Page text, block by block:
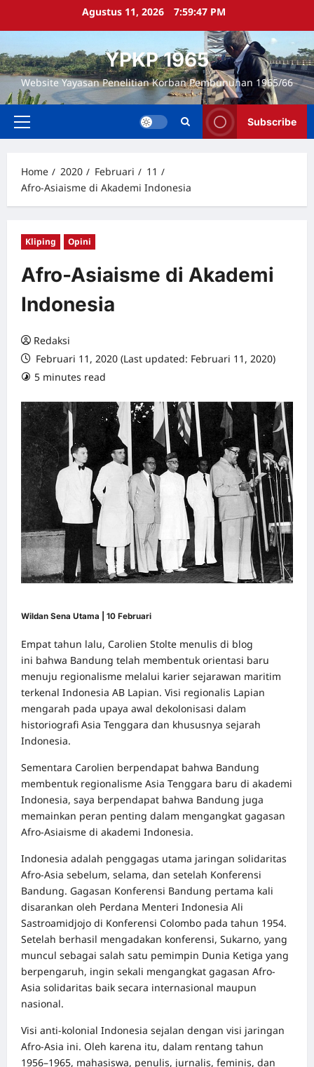
Agustus 11, 2026 7:59:47 PM
YPKP 1965
Website Yayasan Penelitian Korban Pembunuhan 1965/66
Primary
Subscribe
Home 2020 Februari
11
Afro-Asiaisme di Akademi Indonesia
Kliping Opini
Afro-Asiaisme di Akademi
Indonesia
Redaksi
Februari 11, 2020 (Last updated: Februari 11, 2020)
5 minutes read
Wildan Sena Utama | 10 Februari
Empat tahun lalu, Carolien Stolte menulis di blog
ini bahwa Bandung telah membentuk orientasi baru
menuju regionalisme melalui karier sejarawan maritim
terkenal Indonesia AB Lapian. Visi regionalis Lapian
mengarah pada upaya awal dekolonisasi dalam
historiografi Asia Tenggara dan khususnya sejarah
Indonesia.
Sementara Carolien berpendapat bahwa Bandung
membentuk regionalisme Asia Tenggara baru di akademi
Indonesia, saya berpendapat bahwa Bandung juga
memainkan peran penting dalam mengangkat gagasan
Afro-Asiaisme di akademi Indonesia.
Indonesia adalah penggagas utama jaringan solidaritas
Afro-Asia sebelum, selama, dan setelah Konferensi
Bandung. Gagasan Konferensi Bandung pertama kali
disarankan oleh Perdana Menteri Indonesia Ali
Sastroamidjojo di Konferensi Colombo pada tahun 1954.
Setelah berhasil mengadakan konferensi, Sukarno, yang
muncul sebagai salah satu pemimpin Dunia Ketiga yang
berpengaruh, ingin sekali mengangkat gagasan Afro-
Asia solidaritas baik secara internasional maupun
nasional.
Visi anti-kolonial Indonesia sejalan dengan visi jaringan
Afro-Asia ini. Oleh karena itu, dalam rentang tahun
1956–1965, mahasiswa, penulis, jurnalis, feminis, dan